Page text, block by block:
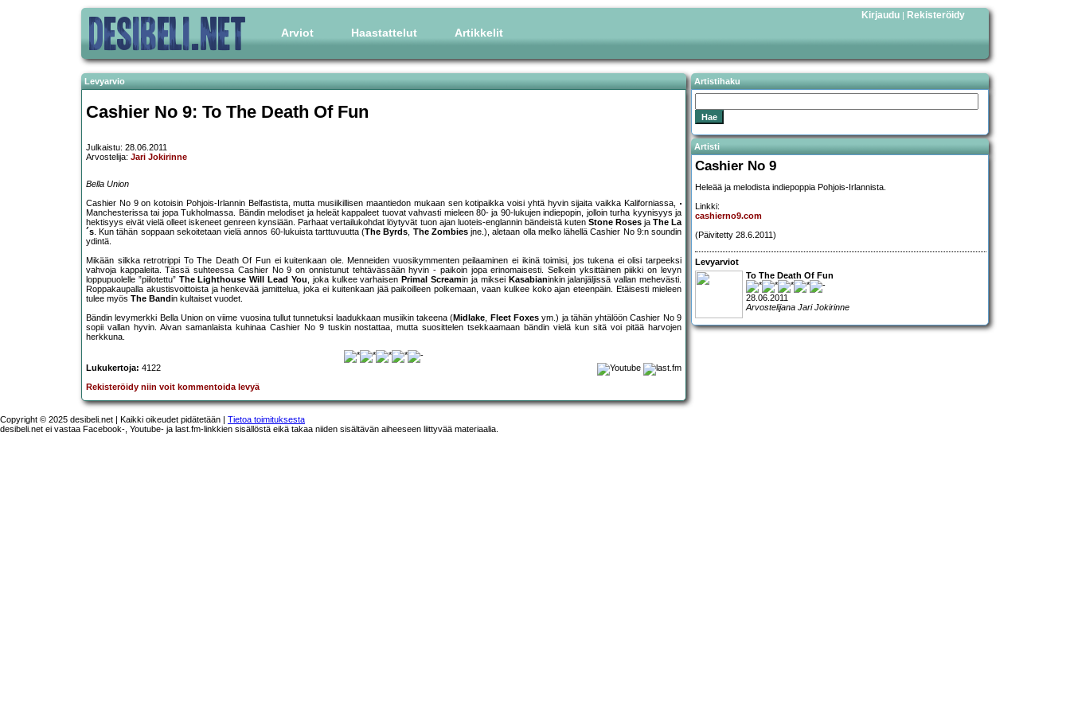
Arviot Haastattelut Artikkelit
Kirjaudu | Rekisteröidy
Levyarvio
Cashier No 9: To The Death Of Fun
Julkaistu: 28.06.2011
Arvostelija: Jari Jokirinne
Bella Union
Cashier No 9 on kotoisin Pohjois-Irlannin Belfastista, mutta musiikillisen maantiedon mukaan sen kotipaikka voisi yhtä hyvin sijaita vaikka Kaliforniassa,
Manchesterissa tai jopa Tukholmassa. Bändin melodiset ja heleät kappaleet tuovat vahvasti mieleen 80- ja 90-lukujen indiepopin, jolloin turha kyynisyys ja
hektisyys eivät vielä olleet iskeneet genreen kynsiään. Parhaat vertailukohdat löytyvät tuon ajan luoteis-englannin bändeistä kuten Stone Rosesja The La
´s. Kun tähän soppaan sekoitetaan vielä annos 60-lukuista tarttuvuutta (The Byrds, The Zombiesjne.), aletaan olla melko lähellä Cashier No 9:n soundin
ydintä.
Mikään silkka retrotrippi To The Death Of Fun ei kuitenkaan ole. Menneiden vuosikymmenten peilaaminen ei ikinä toimisi, jos tukena ei olisi tarpeeksi
vahvoja kappaleita. Tässä suhteessa Cashier No 9 on onnistunut tehtävässään hyvin - paikoin jopa erinomaisesti. Selkein yksittäinen piikki on levyn
loppupuolelle ”piilotettu” The Lighthouse Will Lead You, joka kulkee varhaisen Primal Screamin ja miksei Kasabianinkin jalanjäljissä vallan mehevästi.
Roppakaupalla akustisvoittoista ja henkevää jamittelua, joka ei kuitenkaan jää paikoilleen polkemaan, vaan kulkee koko ajan eteenpäin. Etäisesti mieleen
tulee myös The Bandin kultaiset vuodet.
Bändin levymerkki Bella Union on viime vuosina tullut tunnetuksi laadukkaan musiikin takeena (Midlake, Fleet Foxes ym.) ja tähän yhtälöön Cashier No 9
sopii vallan hyvin. Aivan samanlaista kuhinaa Cashier No 9 tuskin nostattaa, mutta suosittelen tsekkaamaan bändin vielä kun sitä voi pitää harvojen
herkkuna.
Lukukertoja: 4122
Rekisteröidy niin voit kommentoida levyä
Artistihaku
Artisti
Cashier No 9
Heleää ja melodista indiepoppia Pohjois-Irlannista.
Linkki:
cashierno9.com
(Päivitetty 28.6.2011)
Levyarviot
To The Death Of Fun
28.06.2011
Arvostelijana Jari Jokirinne
Copyright © 2025 desibeli.net | Kaikki oikeudet pidätetään | Tietoa toimituksesta
desibeli.net ei vastaa Facebook-, Youtube- ja last.fm-linkkien sisällöstä eikä takaa niiden sisältävän aiheeseen liittyvää materiaalia.